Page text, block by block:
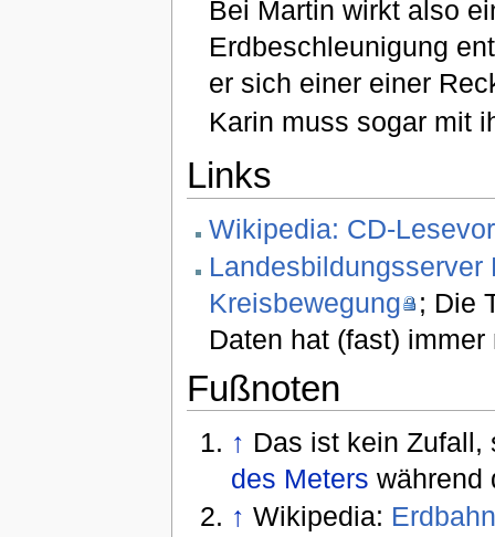
Bei Martin wirkt also
Erdbeschleunigung
er sich einer einer
Karin muss sogar mit
Links
Wikipedia: CD-
Kreisbewegung
; Die
Daten hat (fast)
Fußnoten
↑ Das ist kein
des Meters während
↑ Wikipedia: